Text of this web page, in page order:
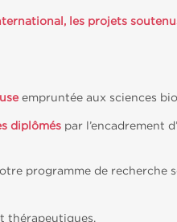
les projets
empruntée aux sciences
diplômés par l’encadrement
programme de recherche
thérapeutiques,